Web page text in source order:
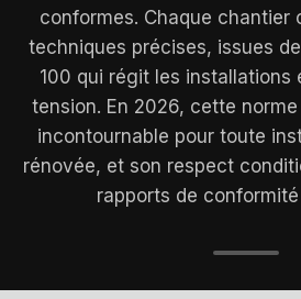
conformes. Chaque chantier
techniques précises, issues
100 qui régit les installations
tension. En 2026, cette
incontournable pour toute
rénovée, et son respect
rapports de conformité